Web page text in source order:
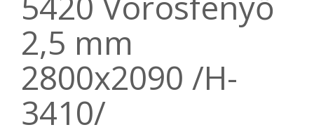
2,5 mm
2800x2090 /H-
3410/